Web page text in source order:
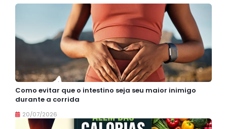
Como evitar que o intestino seja seu maior inimigo
durante a corrida
20/07/2026